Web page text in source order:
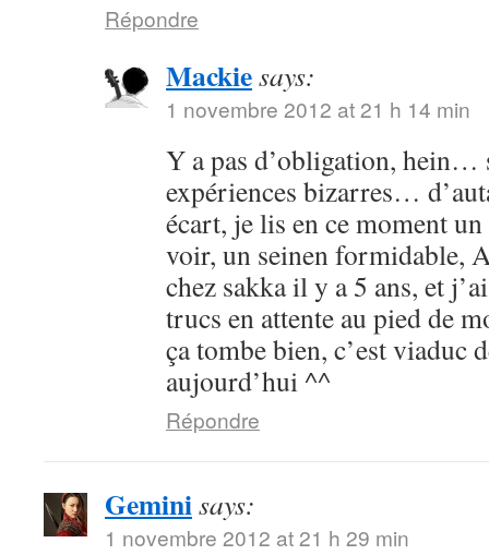
Répondre
Mackiesays:
1 novembre 2012 at 21 h 14 min
Y a pas d’obligation, hein…
expériences bizarres…
écart, je lis en ce moment
voir, un seinen formidable,
chez sakka il y a 5 ans, et
trucs en attente au pied de
ça tombe bien, c’est viaduc
aujourd’hui ^^
Répondre
Geminisays:
1 novembre 2012 at 21 h 29 min